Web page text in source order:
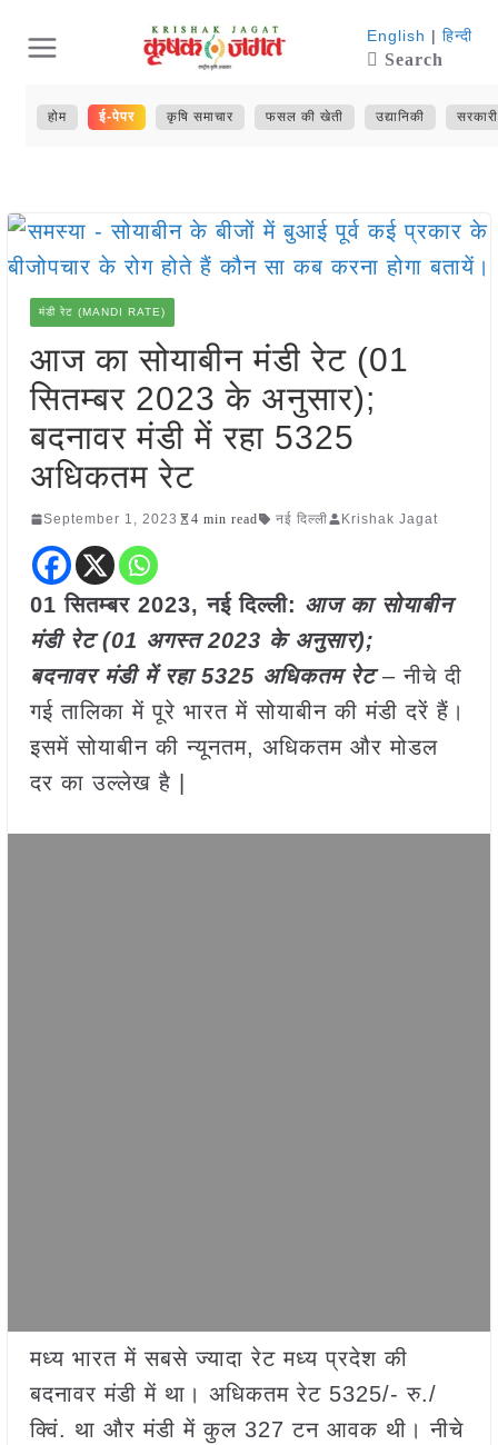
content
English | हिन्दी
Search
होम ई-पेपर कृषि समाचार फसल की खेती उद्यानिकी
मंडी रेट (MANDI RATE)
आज का सोयाबीन मंडी रेट (01
सितम्बर 2023 के अनुसार);
बदनावर मंडी में रहा 5325
अधिकतम रेट
September 1, 2023 4 min read नई दिल्ली Krishak Jagat
01 सितम्बर 2023, नई दिल्ली: आज का सोयाबीन
मंडी रेट (01 अगस्त 2023 के अनुसार);
बदनावर मंडी में रहा 5325 अधिकतम रेट– नीचे दी
गई तालिका में पूरे भारत में सोयाबीन की मंडी दरें हैं।
इसमें सोयाबीन की न्यूनतम, अधिकतम और मोडल
दर का उल्लेख है |
मध्य भारत में सबसे ज्यादा रेट मध्य प्रदेश की
बदनावर मंडी में था। अधिकतम रेट 5325/- रु./
क्विं. था और मंडी में कुल 327 टन आवक थी। नीचे